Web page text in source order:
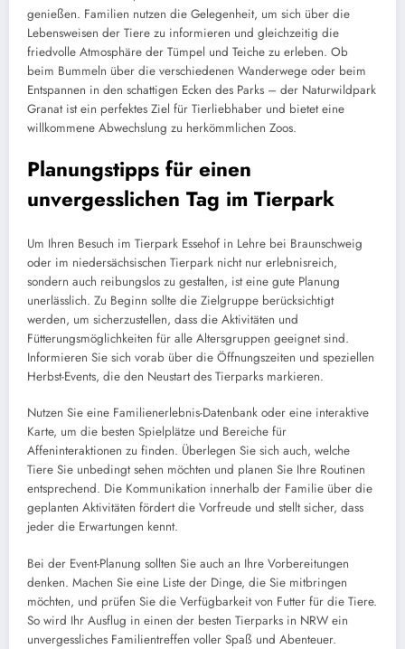
genießen. Familien nutzen die Gelegenheit, um sich über die
Lebensweisen der Tiere zu informieren und gleichzeitig die
friedvolle Atmosphäre der Tümpel und Teiche zu erleben. Ob
beim Bummeln über die verschiedenen Wanderwege oder beim
Entspannen in den schattigen Ecken des Parks – der Naturwildpark
Granat ist ein perfektes Ziel für Tierliebhaber und bietet eine
willkommene Abwechslung zu herkömmlichen Zoos.
Planungstipps für einen
unvergesslichen Tag im Tierpark
Um Ihren Besuch im Tierpark Essehof in Lehre bei Braunschweig
oder im niedersächsischen Tierpark nicht nur erlebnisreich,
sondern auch reibungslos zu gestalten, ist eine gute Planung
unerlässlich. Zu Beginn sollte die Zielgruppe berücksichtigt
werden, um sicherzustellen, dass die Aktivitäten und
Fütterungsmöglichkeiten für alle Altersgruppen geeignet sind.
Informieren Sie sich vorab über die Öffnungszeiten und speziellen
Herbst-Events, die den Neustart des Tierparks markieren.
Nutzen Sie eine Familienerlebnis-Datenbank oder eine interaktive
Karte, um die besten Spielplätze und Bereiche für
Affeninteraktionen zu finden. Überlegen Sie sich auch, welche
Tiere Sie unbedingt sehen möchten und planen Sie Ihre Routinen
entsprechend. Die Kommunikation innerhalb der Familie über die
geplanten Aktivitäten fördert die Vorfreude und stellt sicher, dass
jeder die Erwartungen kennt.
Bei der Event-Planung sollten Sie auch an Ihre Vorbereitungen
denken. Machen Sie eine Liste der Dinge, die Sie mitbringen
möchten, und prüfen Sie die Verfügbarkeit von Futter für die Tiere.
So wird Ihr Ausflug in einen der besten Tierparks in NRW ein
unvergessliches Familientreffen voller Spaß und Abenteuer.